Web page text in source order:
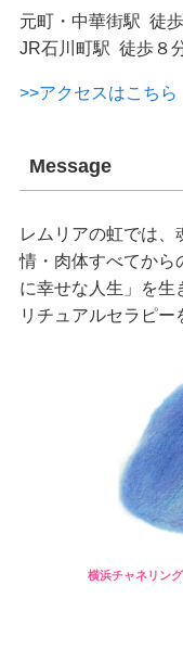
元町・中華街駅 徒
JR石川町駅 徒歩８
>>アクセスはこちら
Message
レムリアの虹では
情・肉体すべてから
に幸せな人生」を
リチュアルセラピー
横浜チャネリン